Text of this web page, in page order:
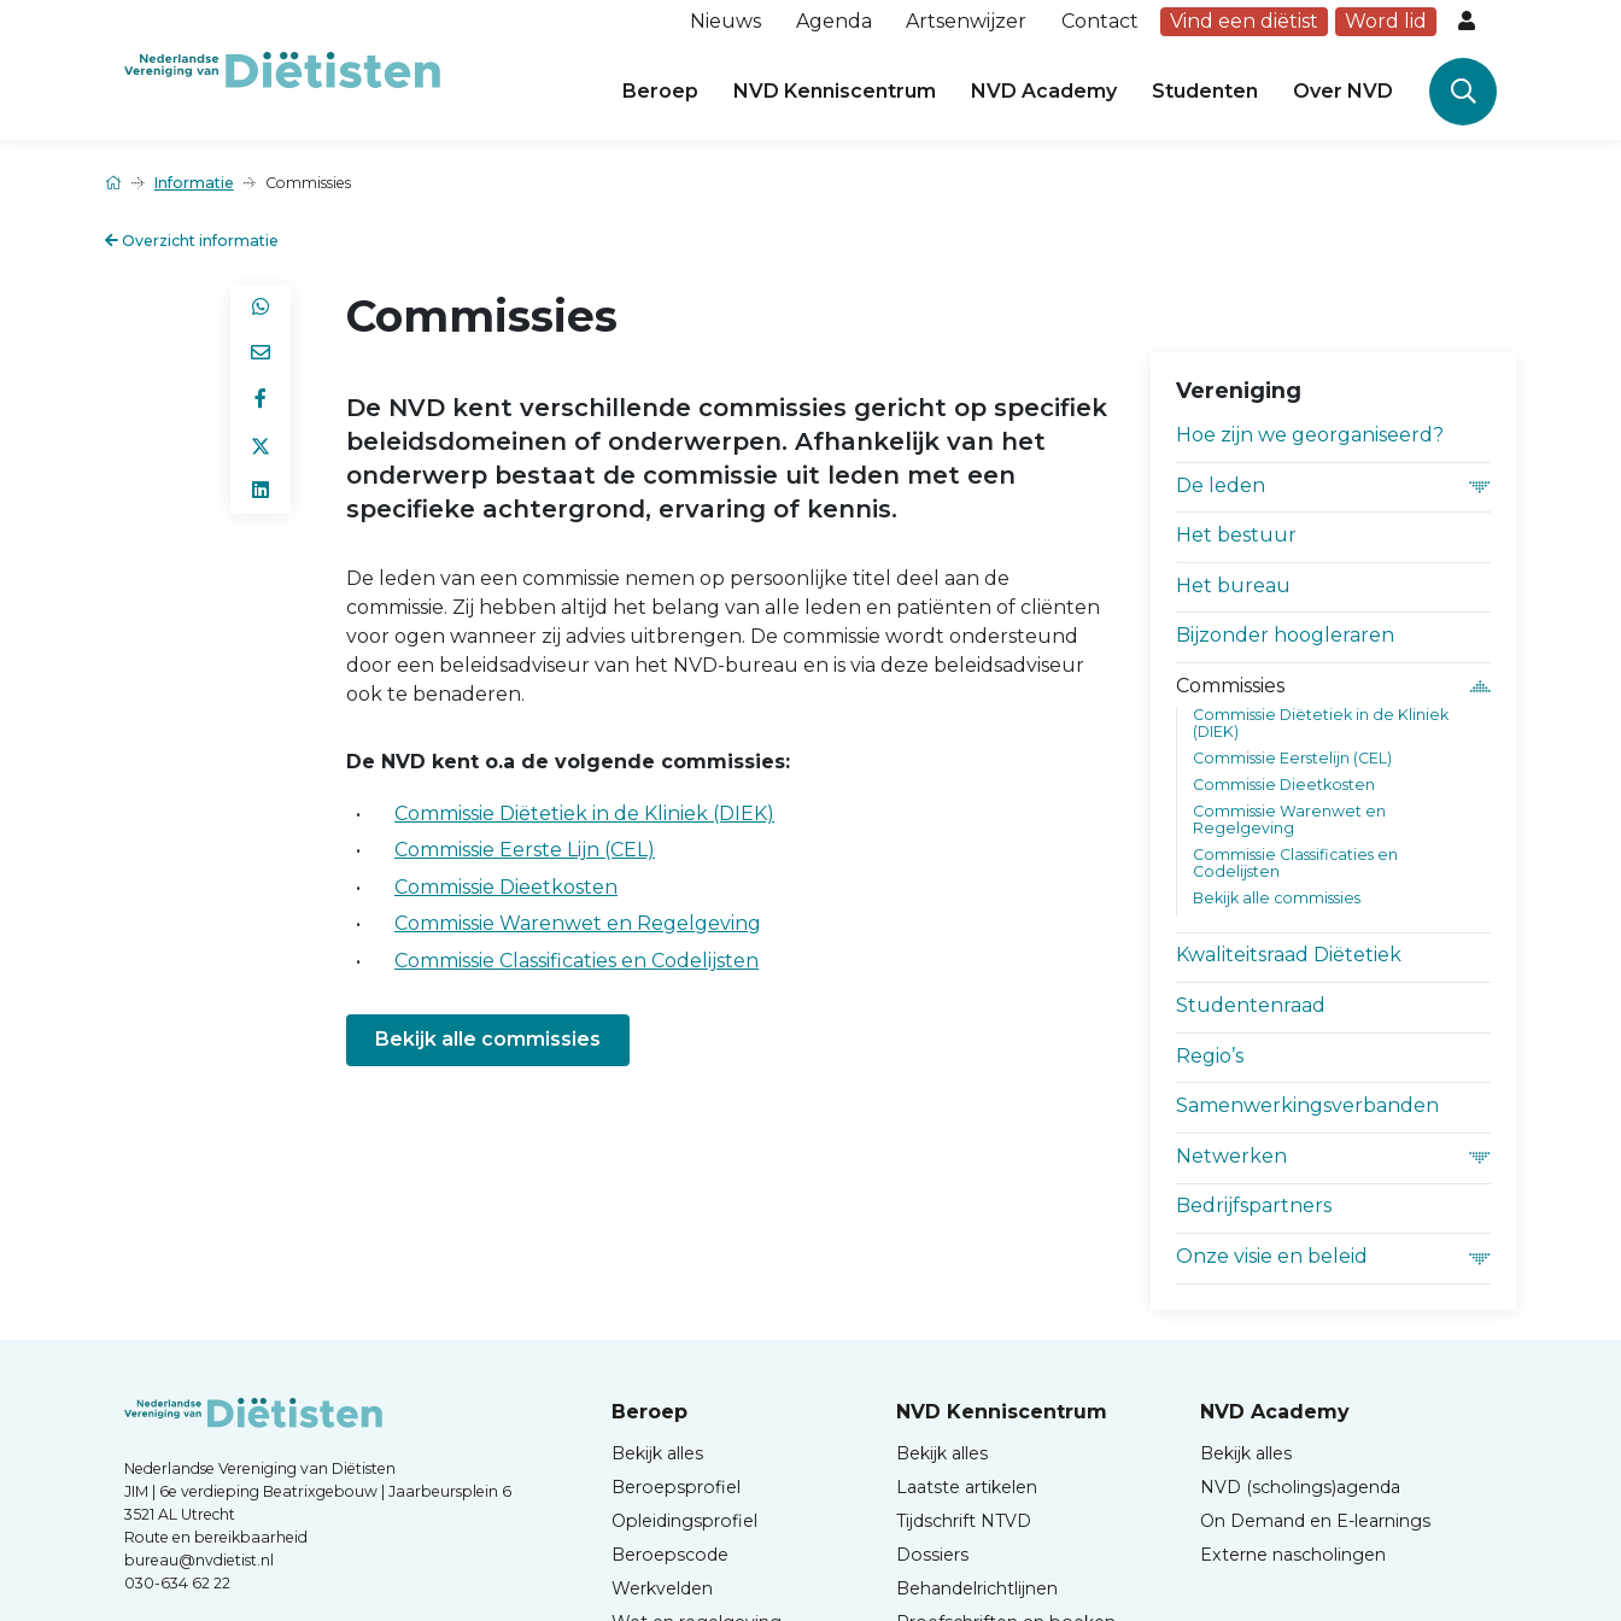
Nieuws Agenda Artsenwijzer Contact Vind een diëtist Word lid
Beroep NVD Kenniscentrum NVD Academy Studenten Over NVD
Informatie Commissies
Overzicht informatie
Commissies
De NVD kent verschillende commissies gericht op specifiek
beleidsdomeinen of onderwerpen. Afhankelijk van het
onderwerp bestaat de commissie uit leden met een
specifieke achtergrond, ervaring of kennis.
De leden van een commissie nemen op persoonlijke titel deel aan de
commissie. Zij hebben altijd het belang van alle leden en patiënten of cliënten
voor ogen wanneer zij advies uitbrengen. De commissie wordt ondersteund
door een beleidsadviseur van het NVD-bureau en is via deze beleidsadviseur
ook te benaderen.
De NVD kent o.a de volgende commissies:
Commissie Diëtetiek in de Kliniek (DIEK)
Commissie Eerste Lijn (CEL)
Commissie Dieetkosten
Commissie Warenwet en Regelgeving
Commissie Classificaties en Codelijsten
Bekijk alle commissies
Vereniging
Hoe zijn we georganiseerd?
De leden
Het bestuur
Het bureau
Bijzonder hoogleraren
Commissies
Commissie Diëtetiek in de Kliniek
(DIEK)
Commissie Eerstelijn (CEL)
Commissie Dieetkosten
Commissie Warenwet en
Regelgeving
Commissie Classificaties en
Codelijsten
Bekijk alle commissies
Kwaliteitsraad Diëtetiek
Studentenraad
Regio’s
Samenwerkingsverbanden
Netwerken
Bedrijfspartners
Onze visie en beleid
Nederlandse Vereniging van Diëtisten
JIM | 6e verdieping Beatrixgebouw | Jaarbeursplein 6
3521 AL Utrecht
Route en bereikbaarheid
bureau@nvdietist.nl
030-634 62 22
Beroep
Bekijk alles
Beroepsprofiel
Opleidingsprofiel
Beroepscode
Werkvelden
NVD Kenniscentrum
Bekijk alles
Laatste artikelen
Tijdschrift NTVD
Dossiers
Behandelrichtlijnen
NVD Academy
Bekijk alles
NVD (scholings)agenda
On Demand en E-learnings
Externe nascholingen